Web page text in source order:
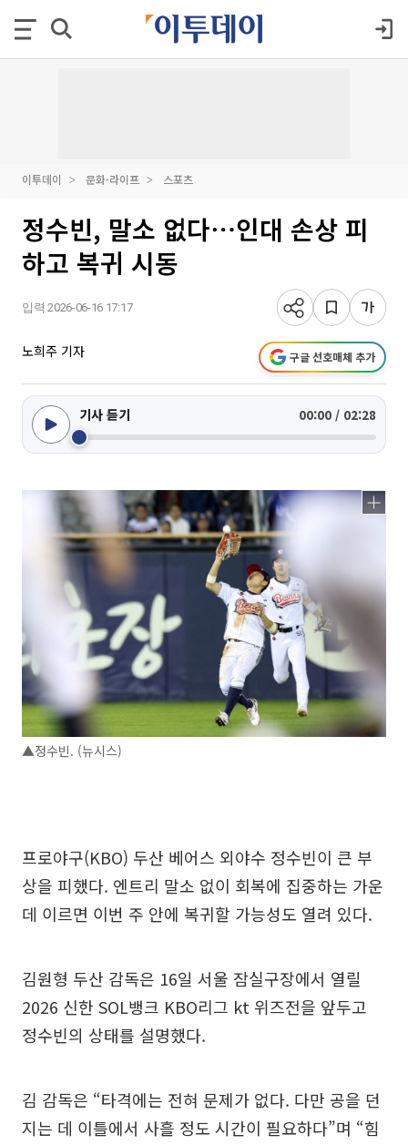
이투데이 문화·라이프 스포츠
정수빈, 말소 없다⋯인대 손상 피
하고 복귀 시동
입력 2026-06-16 17:17
노희주 기자 구글 선호매체 추가
기사 듣기 00:00 / 02:28
▲정수빈. (뉴시스)
프로야구(KBO) 두산 베어스 외야수 정수빈이 큰 부
상을 피했다. 엔트리 말소 없이 회복에 집중하는 가운
데 이르면 이번 주 안에 복귀할 가능성도 열려 있다.
김원형 두산 감독은 16일 서울 잠실구장에서 열릴
2026 신한 SOL뱅크 KBO리그 kt 위즈전을 앞두고
정수빈의 상태를 설명했다.
김 감독은 “타격에는 전혀 문제가 없다. 다만 공을 던
지는 데 이틀에서 사흘 정도 시간이 필요하다”며 “힘